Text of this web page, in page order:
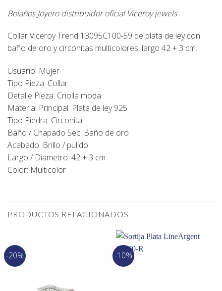
Bolaños Joyero distribuidor oficial Viceroy jewels
Collar Viceroy Trend 13095C100-59 de plata de ley con
baño de oro y circonitas multicolores, largo 42 + 3 cm.
Usuario: Mujer
Tipo Pieza: Collar
Detalle Pieza: Criolla moda
Material Principal: Plata de ley 925
Tipo Piedra: Circonita
Baño / Chapado Sec: Baño de oro
Acabado: Brillo / pulido
Largo / Diametro: 42 + 3 cm
Color: Multicolor
PRODUCTOS RELACIONADOS
-20% -10%